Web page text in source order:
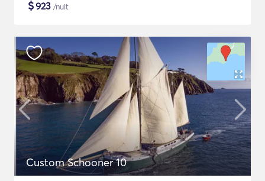
$923 /nuit
Custom Schooner 10